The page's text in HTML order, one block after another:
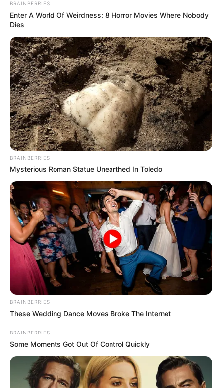
BRAINBERRIES
Enter A World Of Weirdness: 8 Horror Movies Where Nobody
Dies
BRAINBERRIES
Mysterious Roman Statue Unearthed In Toledo
BRAINBERRIES
These Wedding Dance Moves Broke The Internet
BRAINBERRIES
Some Moments Got Out Of Control Quickly